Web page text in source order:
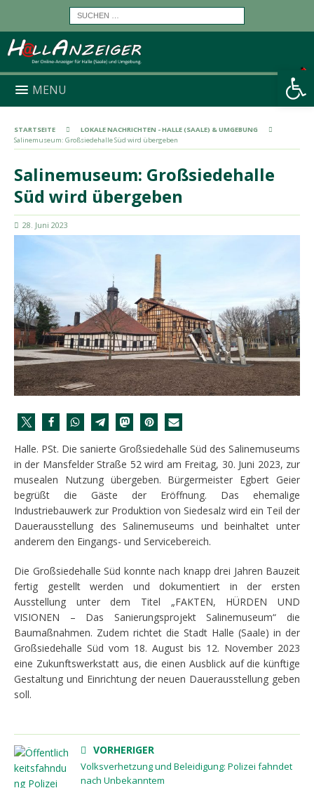
Werkzeugleiste öffnen
MENU
STARTSEITE
LOKALE NACHRICHTEN - HALLE (SAALE) & UMGEBUNG
Salinemuseum: Großsiedehalle Süd wird übergeben
Salinemuseum: Großsiedehalle
Süd wird übergeben
28. Juni 2023
Halle. PSt. Die sanierte Großsiedehalle Süd des Salinemuseums
in der Mansfelder Straße 52 wird am Freitag, 30. Juni 2023, zur
musealen Nutzung übergeben. Bürgermeister Egbert Geier
begrüßt die Gäste der Eröffnung. Das ehemalige
Industriebauwerk zur Produktion von Siedesalz wird ein Teil der
Dauerausstellung des Salinemuseums und beinhaltet unter
anderem den Eingangs- und Servicebereich.
Die Großsiedehalle Süd konnte nach knapp drei Jahren Bauzeit
fertig gestellt werden und dokumentiert in der ersten
Ausstellung unter dem Titel „FAKTEN, HÜRDEN UND
VISIONEN – Das Sanierungsprojekt Salinemuseum“ die
Baumaßnahmen. Zudem richtet die Stadt Halle (Saale) in der
Großsiedehalle Süd vom 18. August bis 12. November 2023
eine Zukunftswerkstatt aus, die einen Ausblick auf die künftige
Gestaltung und Einrichtung der neuen Dauerausstellung geben
soll.
VORHERIGER
Volksverhetzung und Beleidigung: Polizei fahndet
nach Unbekanntem